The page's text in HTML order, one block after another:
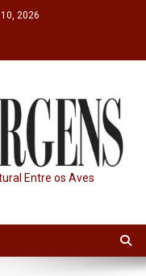
2026
Entre os Aves